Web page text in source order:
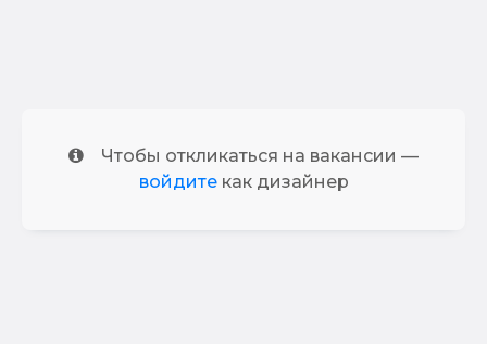
Чтобы откликаться на вакансии —
войдитекак дизайнер